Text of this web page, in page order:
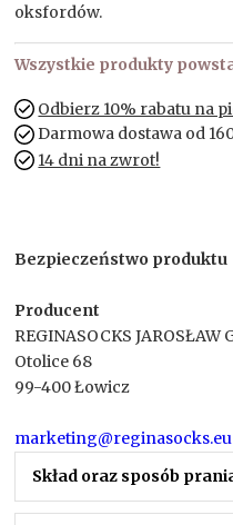
oksfordów.
Wszystkie produkty
Odbierz 10% rabatu na
Darmowa dostawa od
14 dni na zwrot!
Bezpieczeństwo produktu
Producent
REGINASOCKS JAROSŁAW
Otolice 68
99-400 Łowicz
marketing@reginasocks.eu
Skład oraz sposób